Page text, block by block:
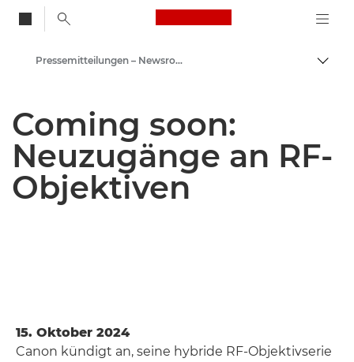
Canon Logo, back
Auf
Newsroom
Pressemitteilungen – Newsroom
Coming soon:
Neuzugänge an RF-
Objektiven
15. Oktober 2024
Canon kündigt an, seine hybride RF-Objektivserie